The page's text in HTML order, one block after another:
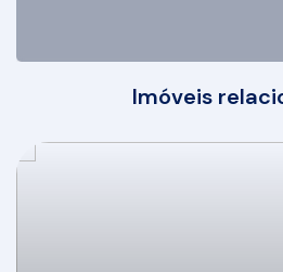
Imóveis